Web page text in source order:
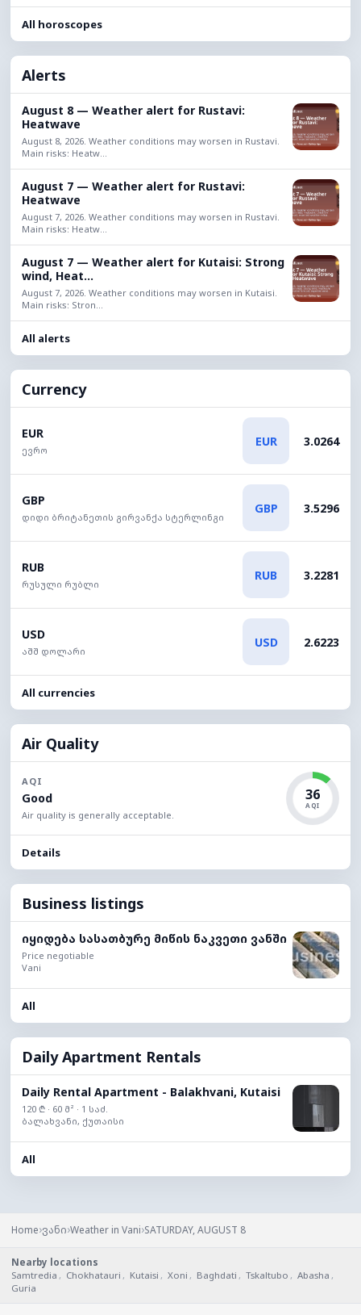
All horoscopes
Alerts
August 8 — Weather alert for Rustavi:
Heatwave
August 8, 2026. Weather conditions may worsen in Rustavi.
Main risks: Heatw...
August 7 — Weather alert for Rustavi:
Heatwave
August 7, 2026. Weather conditions may worsen in Rustavi.
Main risks: Heatw...
August 7 — Weather alert for Kutaisi: Strong
wind, Heat...
August 7, 2026. Weather conditions may worsen in Kutaisi.
Main risks: Stron...
All alerts
Currency
EUR
ევრო
EUR 3.0264
GBP
დიდი ბრიტანეთის გირვანქა სტერლინგი
GBP 3.5296
RUB
რუსული რუბლი
RUB 3.2281
USD
აშშ დოლარი
USD 2.6223
All currencies
Air Quality
AQI
Good
Air quality is generally acceptable.
36
AQI
Details
Business listings
იყიდება სასათბურე მიწის ნაკვეთი ვანში
Price negotiable
Vani
All
Daily Apartment Rentals
Daily Rental Apartment - Balakhvani, Kutaisi
120 ₾ · 60 მ² · 1 საძ.
ბალახვანი, ქუთაისი
All
Home›ვანი›Weather in Vani›SATURDAY, AUGUST 8
Nearby locations
Samtredia , Chokhatauri , Kutaisi , Xoni , Baghdati , Tskaltubo , Abasha ,
Guria